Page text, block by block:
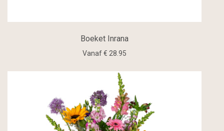
Boeket Inrana
Vanaf € 28.95